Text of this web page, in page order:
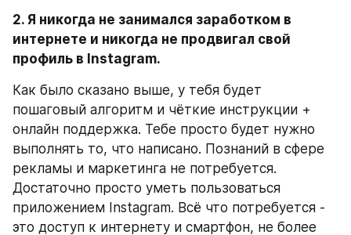
2. Я никогда не занимался заработком в
интернете и никогда не продвигал свой
профиль в Instagram.
Как было сказано выше, у тебя будет
пошаговый алгоритм и чёткие инструкции +
онлайн поддержка. Тебе просто будет нужно
выполнять то, что написано. Познаний в сфере
рекламы и маркетинга не потребуется.
Достаточно просто уметь пользоваться
приложением Instagram. Всё что потребуется -
это доступ к интернету и смартфон, не более